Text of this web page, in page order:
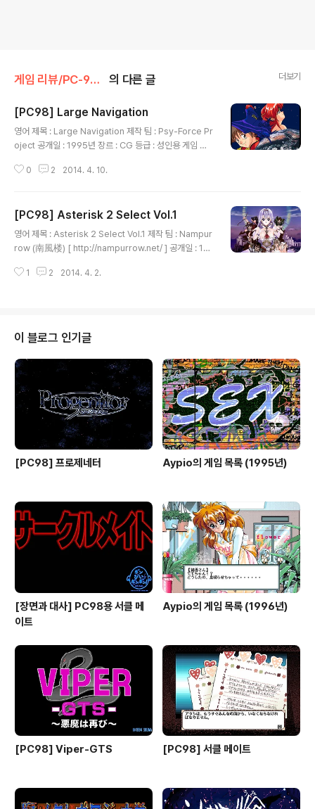
게임 리뷰/PC-98x1 의 다른 글 더보기
[PC98] Large Navigation
영어 제목 : Large Navigation 제작 팀 : Psy-Force Pr
oject 공개일 : 1995년 장르 : CG 등급 : 성인용 게임 설
러(無責任艦長タイラー) 시리즈를 원작으로 한 애니메
0 2 2014. 4. 10.
[PC98] Asterisk 2 Select Vol.1
영어 제목 : Asterisk 2 Select Vol.1 제작 팀 : Nampur
row (南風楼) [ http://nampurrow.net/ ] 공개일 : 19
작 팀인 Nampurrow에서 모 미소녀 게임 잡지나 모 동인
1 2 2014. 4. 2.
이 블로그 인기글
[PC98] 프로제네터 Aypio의 게임 목록 (1995년)
[장면과 대사] PC98용 서클 메
이트
Aypio의 게임 목록 (1996년)
[PC98] Viper-GTS [PC98] 서클 메이트